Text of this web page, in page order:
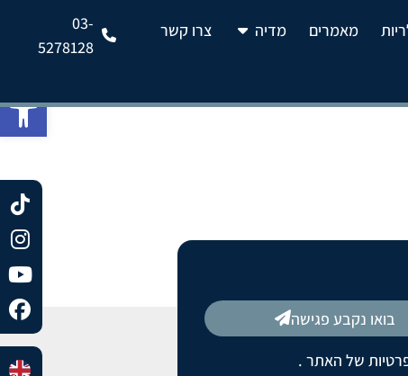
מאמרים מדיה צרו קשר
03-
5278128
של האתר .
בואו נקבע פגישה